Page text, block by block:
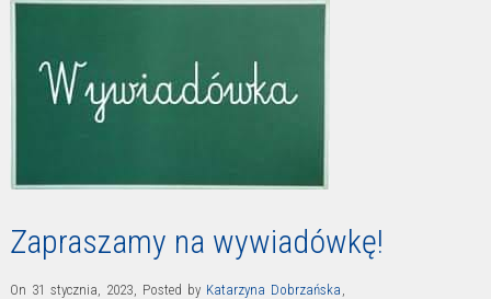
Zapraszamy na wywiadówkę!
On 31 stycznia, 2023, Posted by Katarzyna Dobrzańska ,